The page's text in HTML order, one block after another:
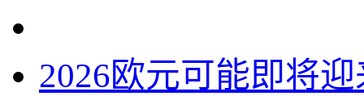
2026欧元可能即将